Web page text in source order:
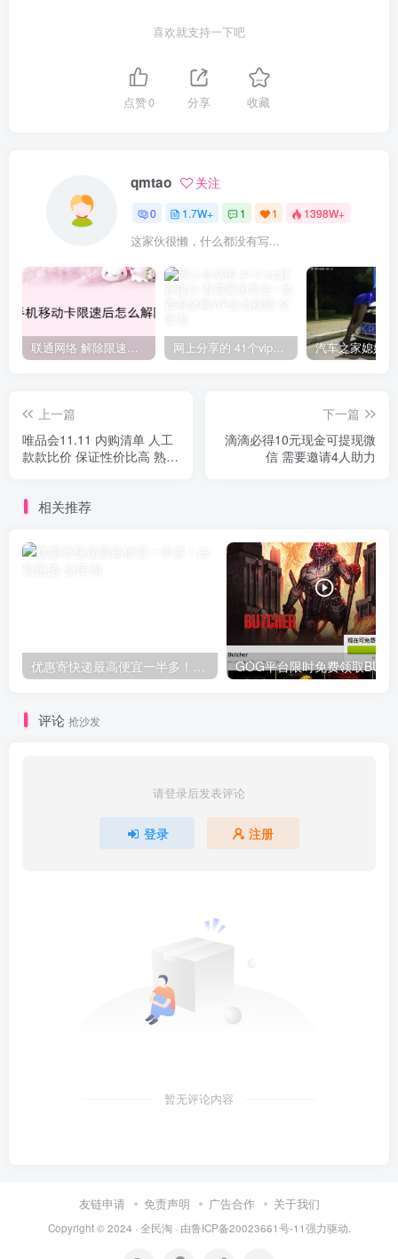
喜欢就支持一下吧
点赞0 分享 收藏
qmtao 关注
0 1.7W+ 1 1 1398W+
这家伙很懒，什么都没有写...
联通网络 解除限速方法参考！畅享、畅玩、老白干等及其它地区自测了 网上分享的 41个vip解析接口 有需要的拿去~ 免费看全网VIP会员视频
上一篇
唯品会11.11 内购清单 人工
款款比价 保证性价比高 熟人
下一篇
滴滴必得10元现金可提现微
信 需要邀请4人助力
相关推荐
优惠寄快递最高便宜一半多！白鸽惠递
评论 抢沙发
请登录后发表评论
登录 注册
暂无评论内容
友链申请 免责声明 广告合作 关于我们
Copyright © 2024 · 全民淘 · 由鲁ICP备20023661号-11强力驱动.